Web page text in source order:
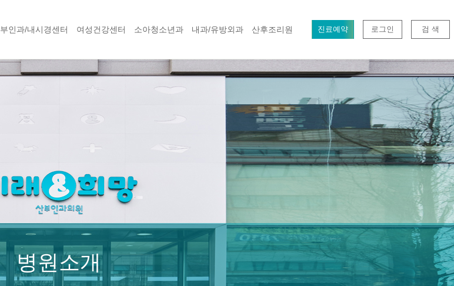
부인과/내시경센터 여성건강센터 소아청소년과 내과/유방외과 산후조리원 진료예약 로그인 검 색
병원소개